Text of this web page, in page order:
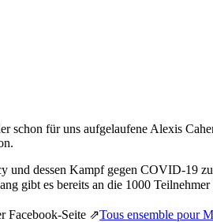
schon für uns aufgelaufene Alexis
und dessen Kampf gegen COVID-19
gibt es bereits an die 1000
Facebook-Seite ⇗Tous ensemble pour